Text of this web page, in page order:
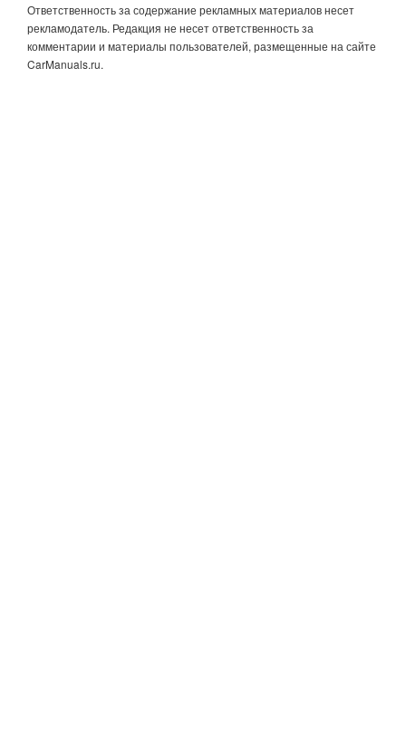
Ответственность за содержание рекламных материалов несет
рекламодатель. Редакция не несет ответственность за
комментарии и материалы пользователей, размещенные на сайте
CarManuals.ru.